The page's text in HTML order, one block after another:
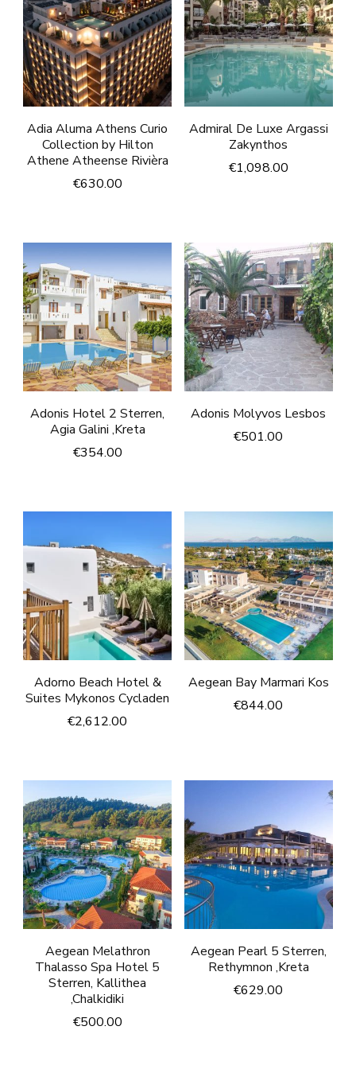
Adia Aluma Athens Curio
Collection by Hilton
Athene Atheense Rivièra
€630.00
Admiral De Luxe Argassi
Zakynthos
€1,098.00
Adonis Hotel 2 Sterren,
Agia Galini ,Kreta
€354.00
Adonis Molyvos Lesbos
€501.00
Adorno Beach Hotel &
Suites Mykonos Cycladen
€2,612.00
Aegean Bay Marmari Kos
€844.00
Aegean Melathron
Thalasso Spa Hotel 5
Sterren, Kallithea
,Chalkidiki
€500.00
Aegean Pearl 5 Sterren,
Rethymnon ,Kreta
€629.00